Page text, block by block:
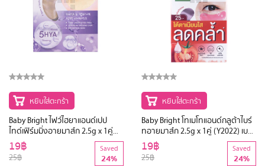
หยิบใส่ตะกร้า
Baby Bright ไฟว์ไฮยาแอนด์เปป
ไทด์เฟิร์มมิ่งอายมาส์ก 2.5g x 1คู่
เบบี้ไบร์ท
25฿
19฿ Saved
24%
หยิบใส่ตะกร้า
Baby Bright โทเมโทแอนด์กลูต้าไบร์
ทอายมาส์ก 2.5g x 1คู่ (Y2022) เบบี้
ไบร์ท
25฿
19฿ Saved
24%